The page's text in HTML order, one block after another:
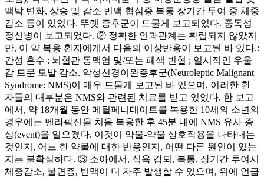
맥박 변화, 상승 및 감소 빈맥 협심증 복통 장기간 투여 중 체중
감소 등이 있었다. 뚜렛 증후군이 드물게 보고되었다. 중독성
정신병이 보고되었다. ② 정확한 인과관계는 확립되지 않았지
만, 이 약 복용 환자에게서 다음의 이상반응이 보고된 바 있다.:
간성 혼수 : 뇌혈관 동맥염 및/또는 폐색 빈혈 ; 일시적인 우울
감 드문 모발 감소. 악성신경이완증후군(Neuroleptic Malignant
Syndrome: NMS)이 매우 드물게 보고된 바 있으며, 이러한 환
자들의 대부분은 NMS와 관련된 치료를 받고 있었다. 한 보고
에서, 약 18개월 동안 메틸페니데이트를 복용한 10세의 소년의
경우에는 벤라팍신을 처음 복용한 후 45분 내에 NMS 유사 증
상(event)을 일으켰다. 이것이 약물-약물 상호작용을 나타내는
것인지, 어느 한 약물에 대한 반응인지, 어떤 다른 원인이 있는
지는 불확실하다. ③ 소아에서, 식욕 감퇴, 복통, 장기간 투여시
체중감소, 불면증, 빈맥이 더 자주 발생할 수 있으며, 위에 언급